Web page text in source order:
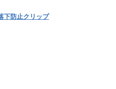
下防止クリップ